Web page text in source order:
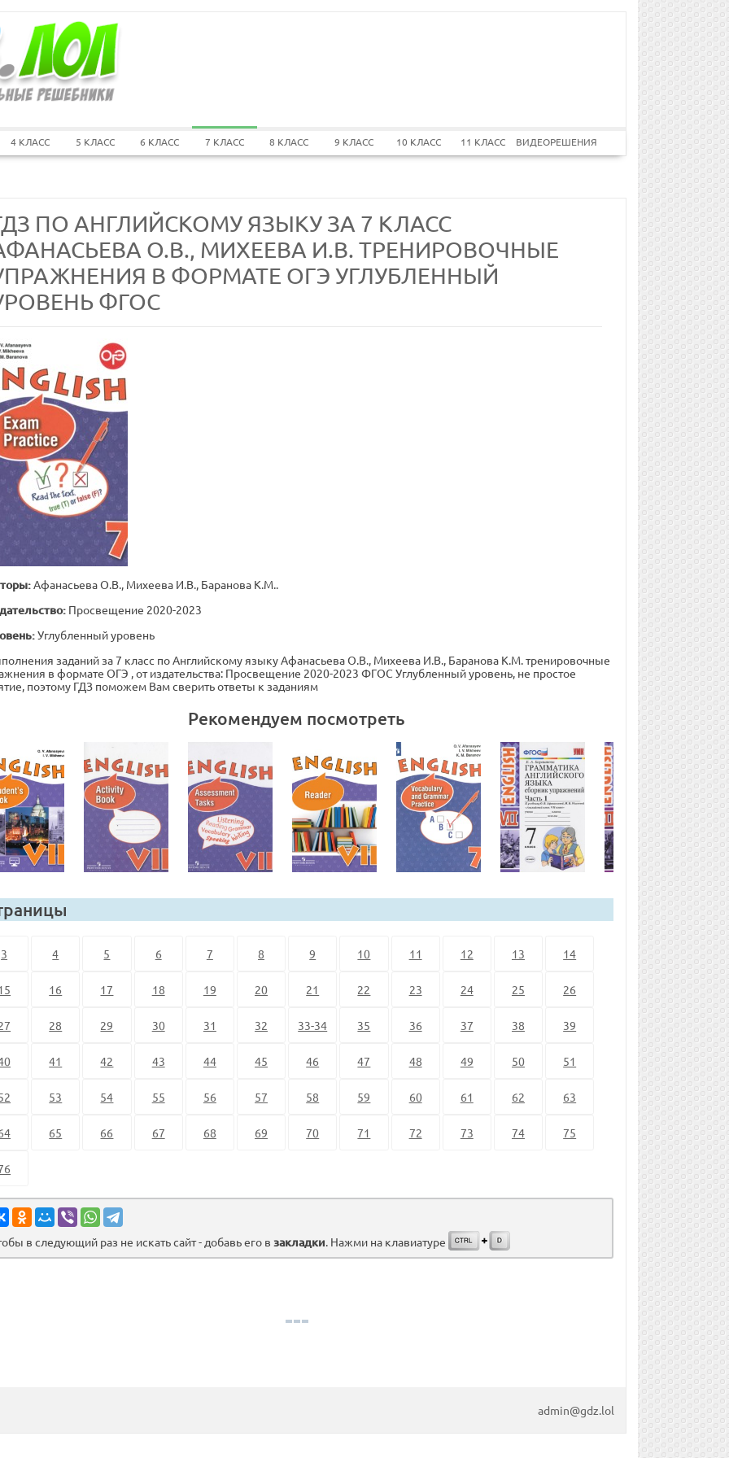
4 КЛАСС 5 КЛАСС 6 КЛАСС 7 КЛАСС 8 КЛАСС 9 КЛАСС 10 КЛАСС 11 КЛАСС ВИДЕОРЕШЕНИЯ
ПО АНГЛИЙСКОМУ ЯЗЫКУ ЗА 7 КЛАСС
О.В., МИХЕЕВА И.В. ТРЕНИРОВОЧНЫЕ
В ФОРМАТЕ ОГЭ УГЛУБЛЕННЫЙ
ФГОС
Афанасьева О.В., Михеева И.В., Баранова К.М..
Просвещение 2020-2023
Углубленный уровень
заданий за 7 класс по Английскому языку Афанасьева О.В., Михеева И.В., Баранова К.М. тренировочные
в формате ОГЭ , от издательства: Просвещение 2020-2023 ФГОС Углубленный уровень, не простое
поэтому ГДЗ поможем Вам сверить ответы к заданиям
Рекомендуем посмотреть
3 4 5 6 7 8 9 10 11 12 13 14
16 17 18 19 20 21 22 23 24 25 26
28 29 30 31 32 33-34 35 36 37 38 39
41 42 43 44 45 46 47 48 49 50 51
53 54 55 56 57 58 59 60 61 62 63
65 66 67 68 69 70 71 72 73 74 75
в следующий раз не искать сайт - добавь его в закладки. Нажми на клавиатуре
admin@gdz.lol